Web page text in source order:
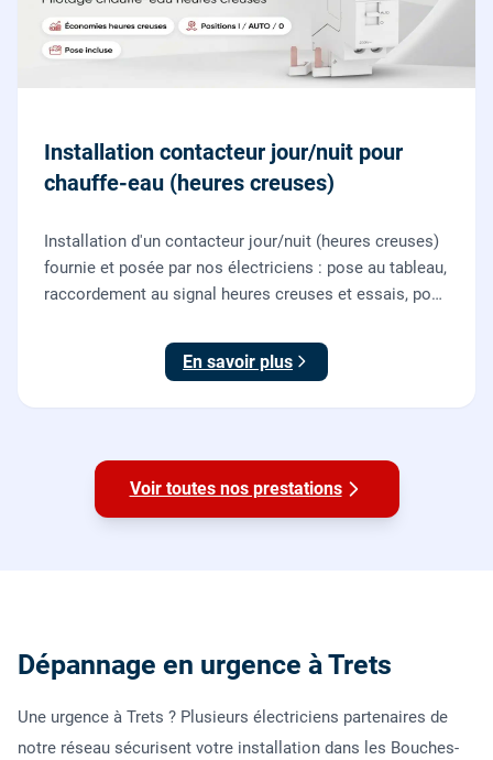
Installation contacteur jour/nuit pour
chauffe-eau (heures creuses)
Installation d'un contacteur jour/nuit (heures creuses)
fournie et posée par nos électriciens : pose au tableau,
raccordement au signal heures creuses et essais, pour
En savoir plus
Voir toutes nos prestations
Dépannage en urgence à Trets
Une urgence à Trets ? Plusieurs électriciens partenaires de
notre réseau sécurisent votre installation dans les Bouches-